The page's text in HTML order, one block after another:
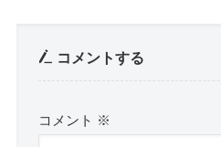
コメントする
コメント ※